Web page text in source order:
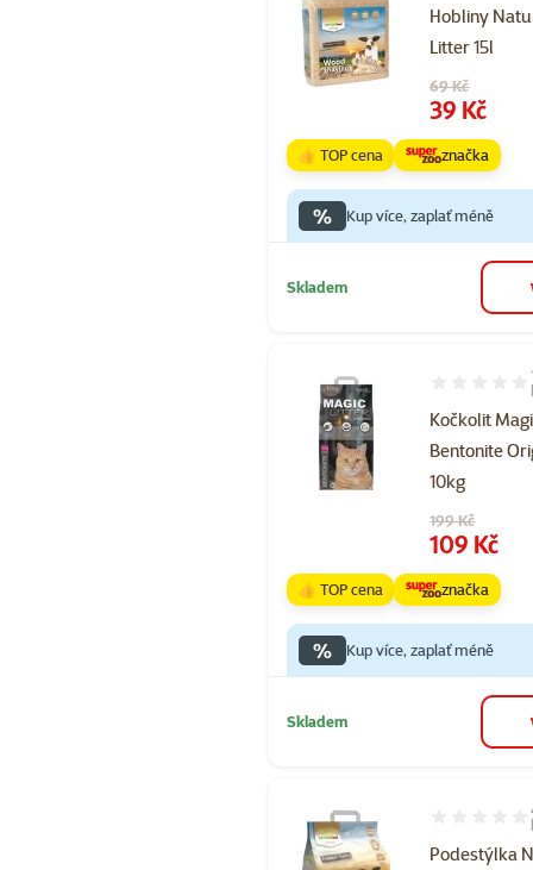
Hobliny
Litter 15l
Původní cena
69 Kč
Cena
39 Kč
👍 TOP cena značka
% Kup více, zaplať méně
Skladem
Kočkolit
Bentonite
10kg
Hodnocení
Původní cena
199 Kč
Cena
109 Kč
👍 TOP cena značka
% Kup více, zaplať méně
Skladem
Podestýlka
Hodnocení